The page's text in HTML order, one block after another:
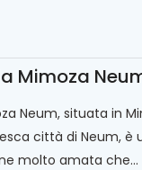
Mimoza
Neum, situata in
città di Neum, è
molto amata che...